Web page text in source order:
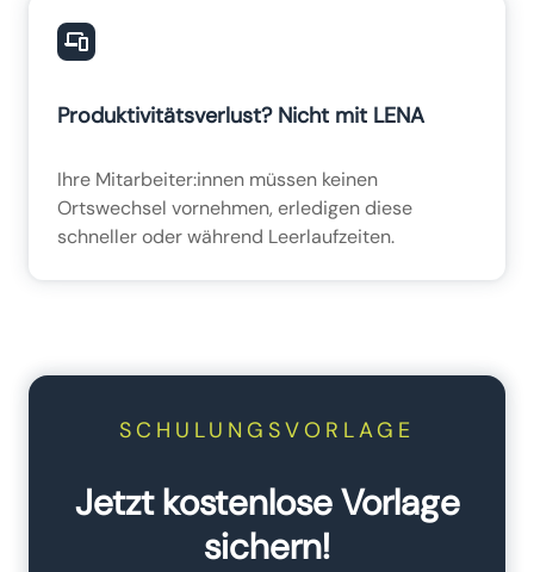
Produktivitätsverlust? Nicht mit LENA
Ihre Mitarbeiter:innen müssen keinen
Ortswechsel vornehmen, erledigen diese
schneller oder während Leerlaufzeiten.
SCHULUNGSVORLAGE
Jetzt kostenlose Vorlage
sichern!